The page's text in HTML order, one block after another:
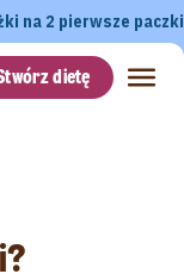
na 2 pierwsze paczki
dietę